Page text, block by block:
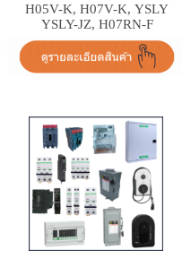
H05V-K, H07V-K, YSLY
YSLY-JZ, H07RN-F